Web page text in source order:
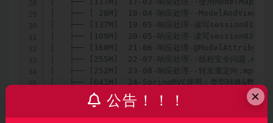
│   ├── [ 28M]  18-04-响应处理--
│   ├── [137M]  19-05-响应处理-读写session01.mp4
│   ├── [109M]  20-05-响应处理-读写session02.mp4
│   ├── [168M]  21-06-响应处理-
│   ├── [255M]  22-07-响应处理--线程安全问题.mp4
│   ├── [252M]  23-08-响应处理--转发重定向.mp4
│   ├── [641M]  24-SpringMVC使用：类型转换&数据格
│   ├── [376M]  25-02-数据格式化.mp4
│   ├── [ 50M]  26-03-数据验证1-介绍.mp4
│   ├── [434M]  27-03-数据验证2-普通标签实现.mp4
×
公告！！！